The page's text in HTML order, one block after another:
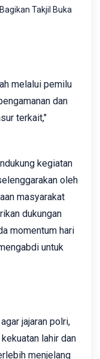
Takjil Buka
melalui pemilu
dan
terkait,"
kegiatan
oleh
masyarakat
dukungan
momentum hari
untuk
jajaran polri,
lahir dan
menjelang